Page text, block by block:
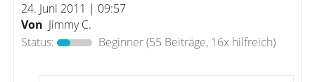
24. Juni 2011 | 09:57
Von Jimmy C.
Status:
Beginner(55 Beiträge, 16x hilfreich)